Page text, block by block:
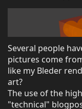
Several people
pictures come
like my Bleder
art?
The use of the
"technical"